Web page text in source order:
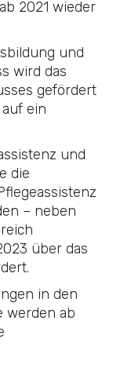
2021 wieder
und
wird das
gefördert
ein
und
die
– neben
über das
in den
werden ab